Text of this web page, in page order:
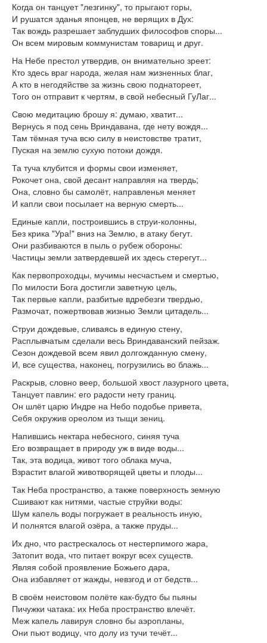
Когда он танцует "лезгинку", то прыгают горы,
И рушатся зданья японцев, не верящих в Дух:
Так вождь разрешает заблудших философов споры...
Он всем мировым коммунистам товарищ и друг.
На Небе престол утвердив, он внимательно зреет:
Кто здесь враг народа, желая нам жизненных благ,
А кто в негодяйстве за жизнь свою поднатореет,
Того он отправит к чертям, в свой небесный ГуЛаг...
Свою медитацию брошу я: думаю, хватит...
Вернусь я под сень Вриндавана, где нету вождя...
Там тёмная туча всю силу в неистовстве тратит,
Пуская на землю сухую потоки дождя.
Та туча клубится и формы свои изменяет,
Рокочет она, свой десант направляя на твердь;
Она, словно бы самолёт, направленья меняет
И капли свои посылает на верную смерть...
Единые капли, построившись в струи-колонны,
Без крика "Ура!" вниз на Землю, в атаку бегут.
Они разбиваются в пыль о рубеж обороны:
Частицы земли затвердевшей их здесь стерегут...
Как первопроходцы, мучимы несчастьем и смертью,
По милости Бога достигли заветную цель,
Так первые капли, разбитые вдребезги твердью,
Размочат, пожертвовав жизнью Земли цитадель...
Струи дождевые, сливаясь в единую стену,
Расплывчатым сделали весь Вриндаванский пейзаж.
Сезон дождевой всем явил долгожданную смену,
И, все существа, наконец, погрузились во блажь...
Раскрыв, словно веер, большой хвост лазурного цвета,
Танцует павлин: его радости нету границ.
Он шлёт царю Индре на Небо подобье привета,
Себя окружив ореолом из тыщи зениц.
Напившись нектара небесного, синяя туча
Его возвращает в природу уж в виде воды...
Так, эта водица, живот того облака муча,
Взрастит влагой животворящей цветы и плоды...
Так Неба пространство, а также поверхность земную
Сшивают как нитями, частые струйки воды:
Шум капель воды погружает в реальность иную,
И полнятся влагой озёра, а также пруды...
Их дно, что растрескалось от нестерпимого жара,
Затопит вода, что питает вокруг всех существ.
Являя собой проявление Божьего дара,
Она избавляет от жажды, невзгод и от бедств...
В своём неистовом полёте как-будто бы пьяны
Пичужки чатака: их Неба пространство влечёт.
Меж капель лавируя словно бы аэропланы,
Они пьют водицу, что долу из тучи течёт...